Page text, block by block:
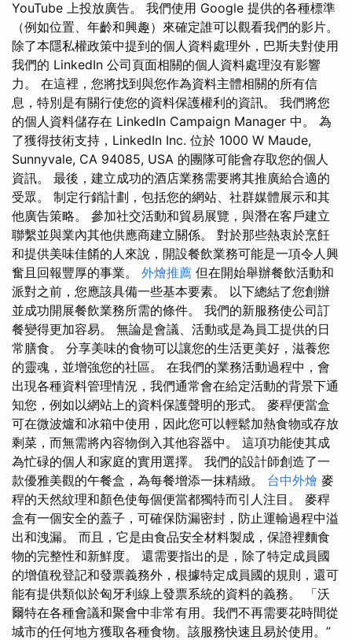
YouTube 上投放廣告。 我們使用 Google 提供的各種標準
（例如位置、年齡和興趣）來確定誰可以觀看我們的影片。
除了本隱私權政策中提到的個人資料處理外，巴斯夫對使用
我們的 LinkedIn 公司頁面相關的個人資料處理沒有影響
力。 在這裡，您將找到與您作為資料主體相關的所有信
息，特別是有關行使您的資料保護權利的資訊。 我們將您
的個人資料儲存在 LinkedIn Campaign Manager 中。 為
了獲得技術支持，LinkedIn Inc. 位於 1000 W Maude,
Sunnyvale, CA 94085, USA 的團隊可能會存取您的個人
資訊。 最後，建立成功的酒店業務需要將其推廣給合適的
受眾。 制定行銷計劃，包括您的網站、社群媒體展示和其
他廣告策略。 參加社交活動和貿易展覽，與潛在客戶建立
聯繫並與業內其他供應商建立關係。 對於那些熱衷於烹飪
和提供美味佳餚的人來說，開設餐飲業務可能是一項令人興
奮且回報豐厚的事業。 外燴推薦 但在開始舉辦餐飲活動和
派對之前，您應該具備一些基本要素。 以下總結了您創辦
並成功開展餐飲業務所需的條件。 我們的新服務使公司訂
餐變得更加容易。 無論是會議、活動或是為員工提供的日
常膳食。 分享美味的食物可以讓您的生活更美好，滋養您
的靈魂，並增強您的社區。 在我們的業務活動過程中，會
出現各種資料管理情況，我們通常會在給定活動的背景下通
知您，例如以網站上的資料保護聲明的形式。 麥稈便當盒
可在微波爐和冰箱中使用，因此您可以輕鬆加熱食物或存放
剩菜，而無需將內容物倒入其他容器中。 這項功能使其成
為忙碌的個人和家庭的實用選擇。 我們的設計師創造了一
款優雅美觀的午餐盒，為每餐增添一抹精緻。 台中外燴 麥
稈的天然紋理和顏色使每個便當都獨特而引人注目。 麥稈
盒有一個安全的蓋子，可確保防漏密封，防止運輸過程中溢
出和洩漏。 而且，它是由食品安全材料製成，保證裡麵食
物的完整性和新鮮度。 還需要指出的是，除了特定成員國
的增值稅登記和發票義務外，根據特定成員國的規則，還可
能有提供類似於匈牙利線上發票系統的資料的義務。 「沃
爾特在各種會議和聚會中非常有用。我們不再需要花時間從
城市的任何地方獲取各種食物。該服務快速且易於使用。”